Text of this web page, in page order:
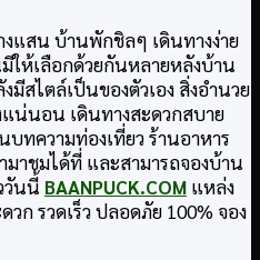
แสน บ้านพักชิลๆ เดินทางง่าย
ให้เลือกด้วยกันหลายหลังบ้าน
สไตล์เป็นของตัวเอง สิ่งอำนวย
น่นอน เดินทางสะดวกสบาย
ทความท่องเที่ยว ร้านอาหาร
มาชมได้ที่ และสามารถจองบ้าน
วันนี้ BAANPUCK.COM แหล่ง
ก รวดเร็ว ปลอดภัย 100% จอง